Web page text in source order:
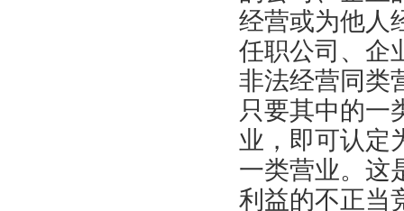
经营或为他人
任职公司、企
非法经营同类
只要其中的一
业，即可认定
一类营业。这
利益的不正当